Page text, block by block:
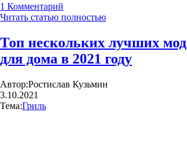
1 Комментарий
Читать статью полностью
Топ нескольких лучших
для дома в 2021 году
Автор:Ростислав Кузьмин
3.10.2021
Тема:Гриль